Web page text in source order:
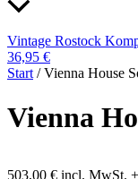
Vintage Rostock
36,95 €
Start / Vienna House
Vienna
503,00 € incl. MwSt.